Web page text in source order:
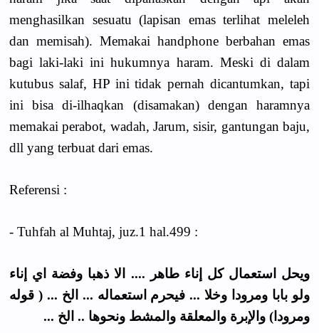
menghasilkan sesuatu (lapisan emas terlihat meleleh
dan memisah). Memakai handphone berbahan emas
bagi laki-laki ini hukumnya haram. Meski di dalam
kutubus salaf, HP ini tidak pernah dicantumkan, tapi
ini bisa di-ilhaqkan (disamakan) dengan haramnya
memakai perabot, wadah, Jarum, sisir, gantungan baju,
dll yang terbuat dari emas.
Referensi :
- Tuhfah al Muhtaj, juz.1 hal.499 :
ويحل استعمال كل إناء طاهر .... الا ذهبا وفضة اي إناء
ولو بابا ومرودا وخلا ... فيحرم استعماله ... الخ ... ( قوله
ومرودا) والإبرة والمعلقة والمشط ونحوها .. الخ ...